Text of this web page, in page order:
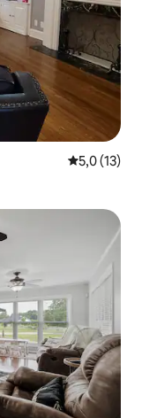
Середня
5,0 (13)